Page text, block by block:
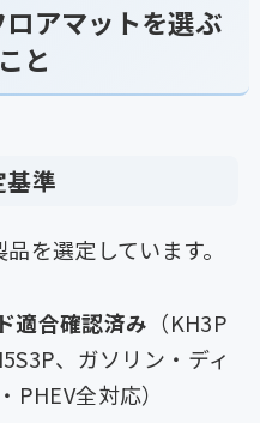
アマットを選ぶ
と
準
を選定しています。
適合確認済み （KH3P
、ガソリン・ディ
全対応）